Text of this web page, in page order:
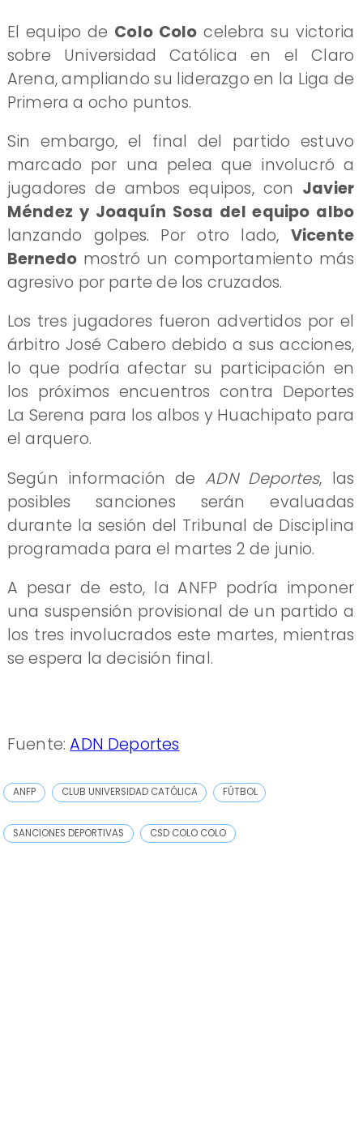
El equipo de Colo Colo celebra su victoria
sobre Universidad Católica en el Claro
Arena, ampliando su liderazgo en la Liga de
Primera a ocho puntos.
Sin embargo, el final del partido estuvo
marcado por una pelea que involucró a
jugadores de ambos equipos, con Javier
Méndez y Joaquín Sosa del equipo albo
lanzando golpes. Por otro lado, Vicente
Bernedo mostró un comportamiento más
agresivo por parte de los cruzados.
Los tres jugadores fueron advertidos por el
árbitro José Cabero debido a sus acciones,
lo que podría afectar su participación en
los próximos encuentros contra Deportes
La Serena para los albos y Huachipato para
el arquero.
Según información de ADN Deportes, las
posibles sanciones serán evaluadas
durante la sesión del Tribunal de Disciplina
programada para el martes 2 de junio.
A pesar de esto, la ANFP podría imponer
una suspensión provisional de un partido a
los tres involucrados este martes, mientras
se espera la decisión final.
Fuente:ADN Deportes
ANFP CLUB UNIVERSIDAD CATÓLICA FÚTBOL
SANCIONES DEPORTIVAS CSD COLO COLO